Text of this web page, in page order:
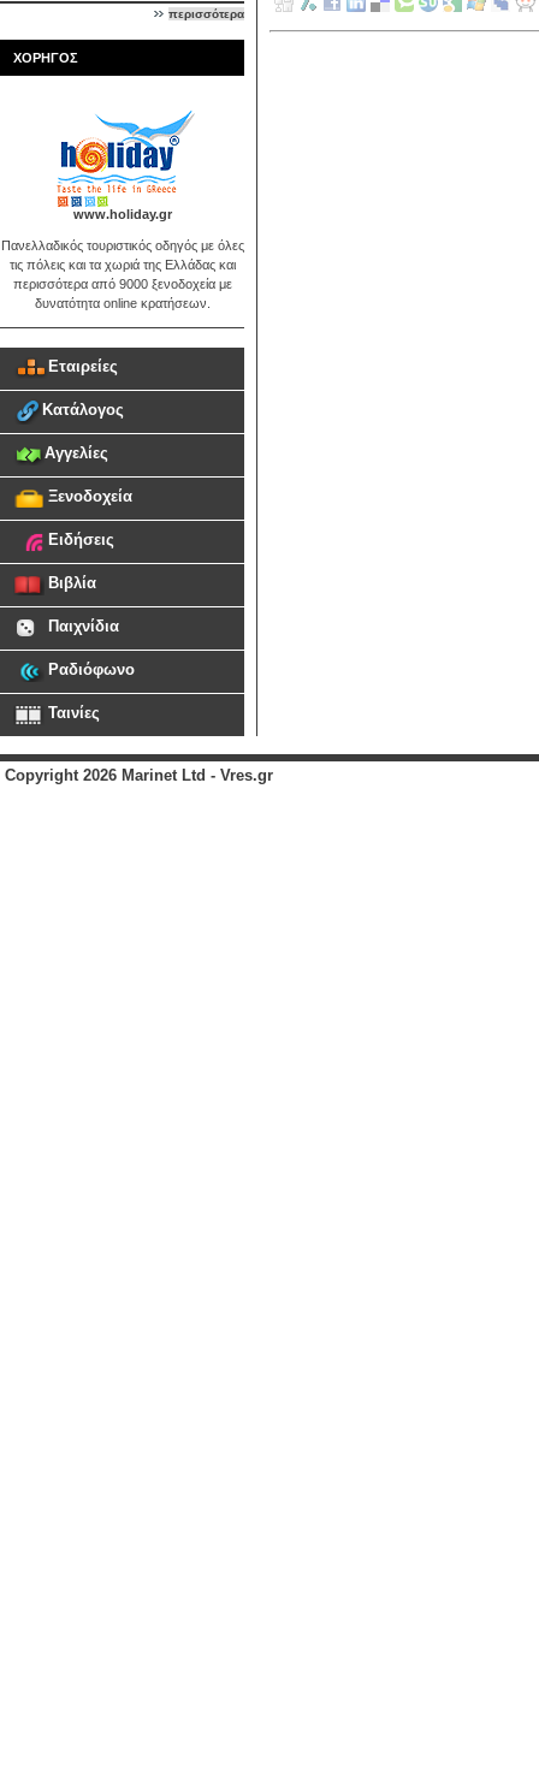
περισσότερα
ΧΟΡΗΓΟΣ
www.holiday.gr
Πανελλαδικός τουριστικός οδηγός με όλες
τις πόλεις και τα χωριά της Ελλάδας και
περισσότερα από 9000 ξενοδοχεία με
δυνατότητα online κρατήσεων.
Εταιρείες
Κατάλογος
Αγγελίες
Ξενοδοχεία
Ειδήσεις
Βιβλία
Παιχνίδια
Ραδιόφωνο
Ταινίες
Copyright 2026 Marinet Ltd - Vres.gr